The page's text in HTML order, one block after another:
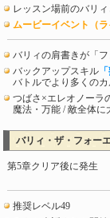
レッスン場前のバリ
ムービーイベント（ラ
バリィの肩書きが「
バックアップスキル
バトルでより多くの
つばさ×エレオノーラ
魔法・万能 / 敵全体
バリィ・ザ・フォー
第5章クリア後に発生
推奨レベル49